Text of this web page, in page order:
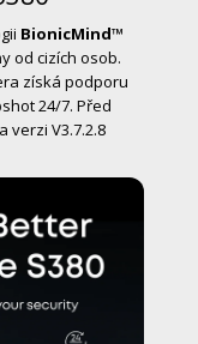
BionicMind™
od cizích osob.
získá podporu
24/7. Před
verzi V3.7.2.8